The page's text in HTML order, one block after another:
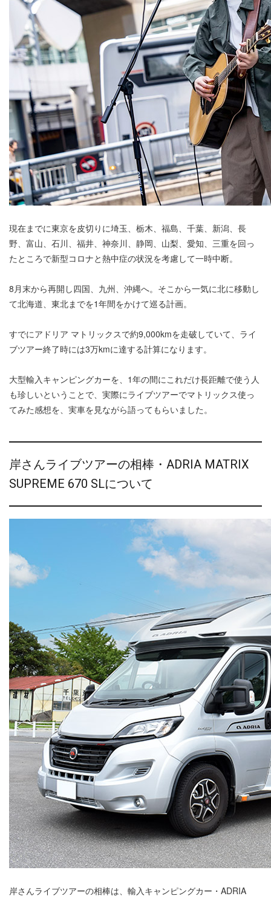
現在までに東京を皮切りに埼玉、栃木、福島、千葉、新潟、長
野、富山、石川、福井、神奈川、静岡、山梨、愛知、三重を回っ
たところで新型コロナと熱中症の状況を考慮して一時中断。
8月末から再開し四国、九州、沖縄へ。そこから一気に北に移動し
て北海道、東北までを1年間をかけて巡る計画。
すでにアドリア マトリックスで約9,000kmを走破していて、ライ
ブツアー終了時には3万kmに達する計算になります。
大型輸入キャンピングカーを、1年の間にこれだけ長距離で使う人
も珍しいということで、実際にライブツアーでマトリックス使っ
てみた感想を、実車を見ながら語ってもらいました。
岸さんライブツアーの相棒・ADRIA MATRIX
SUPREME 670 SLについて
岸さんライブツアーの相棒は、輸入キャンピングカー・ADRIA